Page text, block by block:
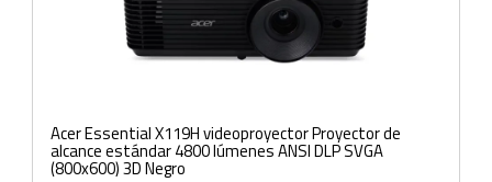
Acer Essential X119H videoproyector Proyector de
alcance estándar 4800 lúmenes ANSI DLP SVGA
(800x600) 3D Negro